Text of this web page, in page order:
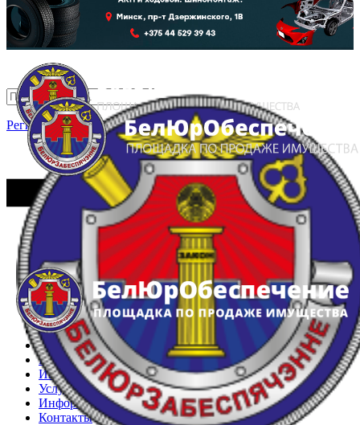
Регистрация Вход
Главная
Арестованное имущество
Реестр несостоявшихся торгов
Реестр переоценок
Частное имущество
Государственное имущество
Интернет-магазин
Интернет-витрина
Услуги
Информация
Контакты